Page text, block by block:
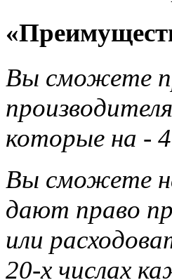
Вы сможете
которые на -
Вы сможете
дают право
или
20-х числах